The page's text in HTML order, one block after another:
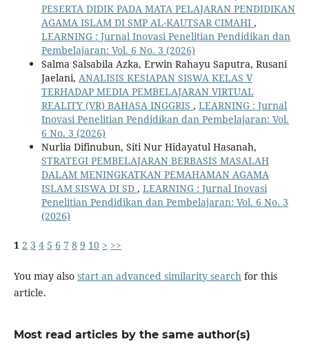
PESERTA DIDIK PADA MATA PELAJARAN PENDIDIKAN
AGAMA ISLAM DI SMP AL-KAUTSAR CIMAHI ,
LEARNING : Jurnal Inovasi Penelitian Pendidikan dan
Pembelajaran: Vol. 6 No. 3 (2026)
Salma Salsabila Azka, Erwin Rahayu Saputra, Rusani
Jaelani, ANALISIS KESIAPAN SISWA KELAS V
TERHADAP MEDIA PEMBELAJARAN VIRTUAL
REALITY (VR) BAHASA INGGRIS , LEARNING : Jurnal
Inovasi Penelitian Pendidikan dan Pembelajaran: Vol.
6 No. 3 (2026)
Nurlia Difinubun, Siti Nur Hidayatul Hasanah,
STRATEGI PEMBELAJARAN BERBASIS MASALAH
DALAM MENINGKATKAN PEMAHAMAN AGAMA
ISLAM SISWA DI SD , LEARNING : Jurnal Inovasi
Penelitian Pendidikan dan Pembelajaran: Vol. 6 No. 3
(2026)
1 2 3 4 5 6 7 8 9 10 > >>
You may also start an advanced similarity search for this
article.
Most read articles by the same author(s)